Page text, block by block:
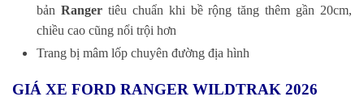
bản Rangertiêu chuẩn khi bề rộng tăng thêm gần 20cm,
chiều cao cũng nổi trội hơn
Trang bị mâm lốp chuyên đường địa hình
GIÁ XE FORD RANGER WILDTRAK 2026